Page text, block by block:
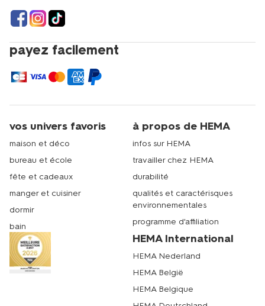
payez facilement
vos univers favoris
maison et déco
bureau et école
fête et cadeaux
manger et cuisiner
dormir
bain
à propos de HEMA
infos sur HEMA
travailler chez HEMA
durabilité
qualités et caractérisques
environnementales
programme d'affiliation
HEMA International
HEMA Nederland
HEMA België
HEMA Belgique